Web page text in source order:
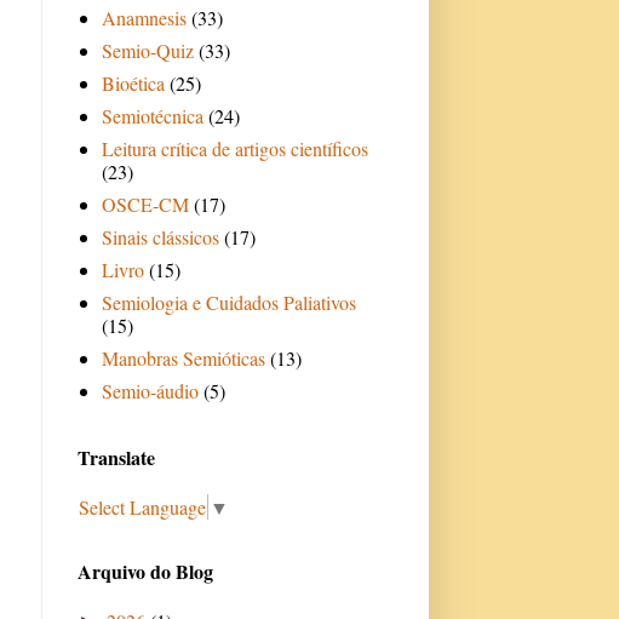
Anamnesis(33)
Semio-Quiz(33)
Bioética (25)
Semiotécnica (24)
Leitura crítica de artigos científicos
(23)
OSCE-CM(17)
Sinais clássicos(17)
Livro(15)
Semiologia e Cuidados Paliativos
(15)
Manobras Semióticas(13)
Semio-áudio(5)
Translate
Select Language ▼
Arquivo do Blog